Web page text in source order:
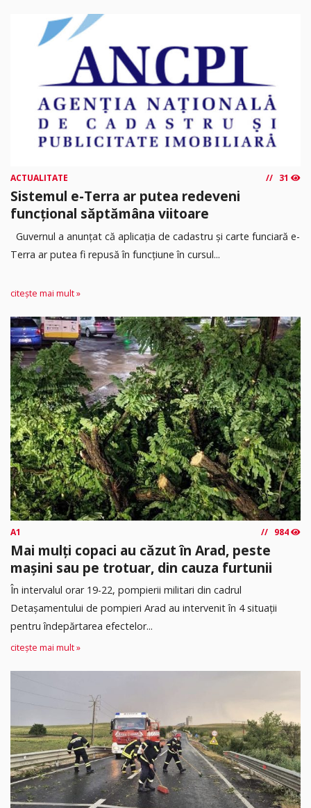
ACTUALITATE 31
Sistemul e-Terra ar putea redeveni
funcțional săptămâna viitoare
Guvernul a anunțat că aplicația de cadastru și carte funciară e-
Terra ar putea fi repusă în funcțiune în cursul...
citește mai mult »
A1 984
Mai mulți copaci au căzut în Arad, peste
mașini sau pe trotuar, din cauza furtunii
În intervalul orar 19-22, pompierii militari din cadrul
Detașamentului de pompieri Arad au intervenit în 4 situații
pentru îndepărtarea efectelor...
citește mai mult »